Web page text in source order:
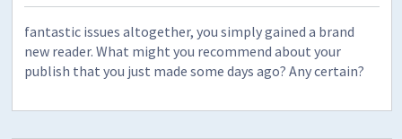
fantastic issues altogether, you simply gained a brand
new reader. What might you recommend about your
publish that you just made some days ago? Any certain?